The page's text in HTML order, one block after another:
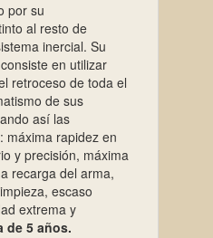
por su
al resto de
inercial. Su
en utilizar
retroceso de toda el
de sus
así las
máxima rapidez en
y precisión, máxima
recarga del arma,
escaso
extrema y
de 5 años.